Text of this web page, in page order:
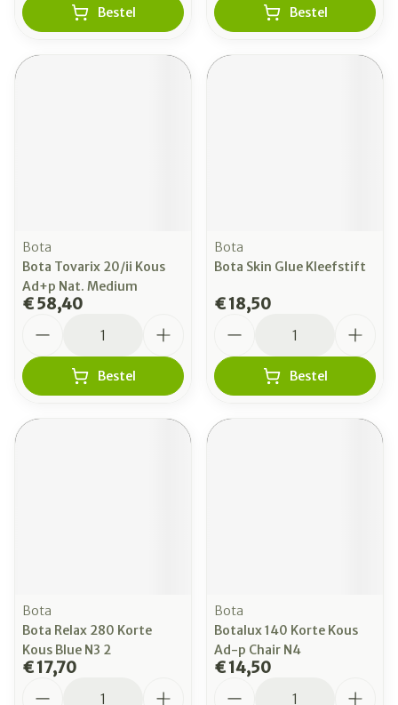
Bestel Bestel
Bota
Bota Tovarix 20/ii Kous
Ad+p Nat. Medium
€ 58,40
Bestel
Bota
Bota Skin Glue Kleefstift
€ 18,50
Bestel
Bota
Bota Relax 280 Korte
Kous Blue N3 2
€ 17,70
Bota
Botalux 140 Korte Kous
Ad-p Chair N4
€ 14,50